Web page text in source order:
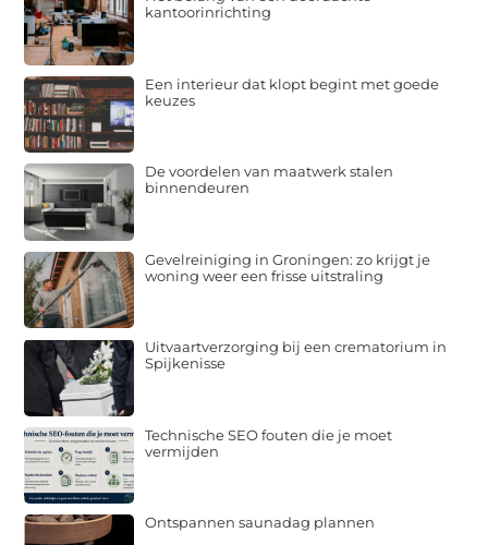
kantoorinrichting
Een interieur dat klopt begint met goede
keuzes
De voordelen van maatwerk stalen
binnendeuren
Gevelreiniging in Groningen: zo krijgt je
woning weer een frisse uitstraling
Uitvaartverzorging bij een crematorium in
Spijkenisse
Technische SEO fouten die je moet
vermijden
Ontspannen saunadag plannen